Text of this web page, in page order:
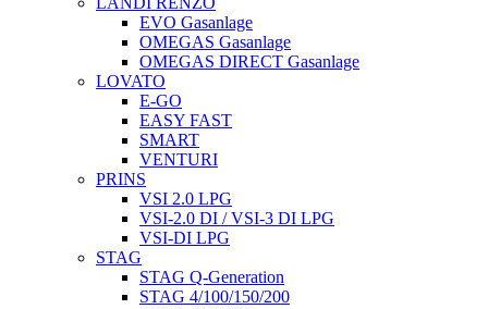
EVO Gasanlage
OMEGAS Gasanlage
OMEGAS DIRECT Gasanlage
LOVATO
E-GO
EASY FAST
SMART
VENTURI
PRINS
VSI 2.0 LPG
VSI-2.0 DI / VSI-3 DI LPG
VSI-DI LPG
STAG
STAG Q-Generation
STAG 4/100/150/200